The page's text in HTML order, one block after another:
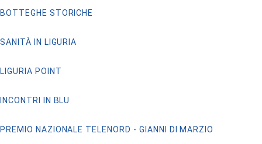
BOTTEGHE STORICHE
SANITÀ IN LIGURIA
LIGURIA POINT
INCONTRI IN BLU
PREMIO NAZIONALE TELENORD - GIANNI DI MARZIO